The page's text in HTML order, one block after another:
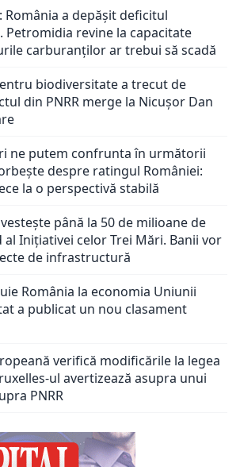
România a depășit deficitul
revine la capacitate
carburanților ar trebui să scadă
biodiversitate a trecut de
din PNRR merge la Nicușor Dan
ne putem confrunta în următorii
despre ratingul României:
la o perspectivă stabilă
până la 50 de milioane de
Inițiativei celor Trei Mări. Banii vor
de infrastructură
România la economia Uniunii
a publicat un nou clasament
verifică modificările la legea
ul avertizează asupra unui
PNRR